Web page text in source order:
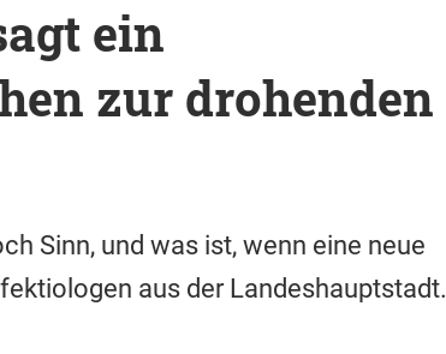
ein
zur drohenden
Sinn, und was ist, wenn eine neue
aus der Landeshauptstadt.